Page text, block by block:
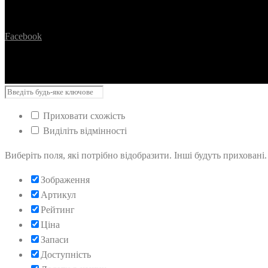
Facebook
Приховати схожість
Виділіть відмінності
Виберіть поля, які потрібно відобразити. Інші будуть
Зображення
Артикул
Рейтинг
Ціна
Запаси
Доступність